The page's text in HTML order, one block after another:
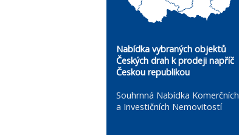
Nabídka vybraných objektů
Českých drah k prodeji napříč
Českou republikou
Souhrnná Nabídka Komerčních
a Investičních Nemovitostí